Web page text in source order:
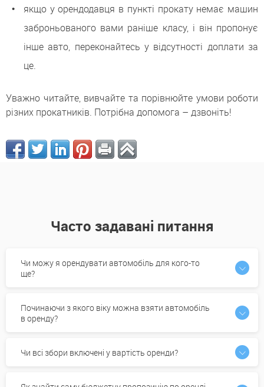
якщо у орендодавця в пункті прокату немає машин
заброньованого вами раніше класу, і він пропонує
інше авто, переконайтесь у відсутності доплати за
це.
Уважно читайте, вивчайте та порівнюйте умови роботи
різних прокатників. Потрібна допомога – дзвоніть!
Часто задавані питання
Чи можу я орендувати автомобіль для кого-то
ще?
Починаючи з якого віку можна взяти автомобіль
в оренду?
Чи всі збори включені у вартість оренди?